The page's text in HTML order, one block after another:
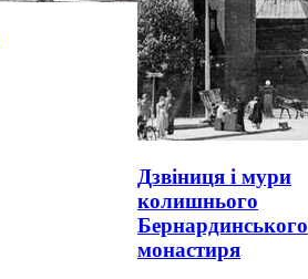
Дзвіниця і мури
колишнього
Бернардинського
монастиря